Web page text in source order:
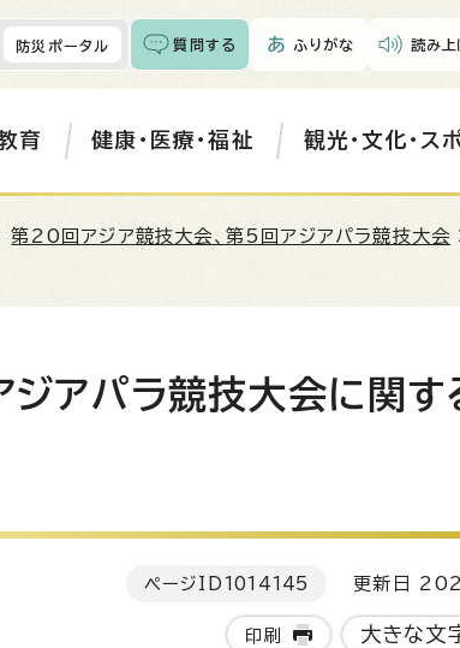
防災ポータル 質問する ふりがな 読み上
育 健康・医療・福祉 観光・文化・ス
第20回アジア競技大会、第5回アジアパラ競技大会
アパラ競技大会に関す
ページID 1014145 更新日
印刷 大きな文